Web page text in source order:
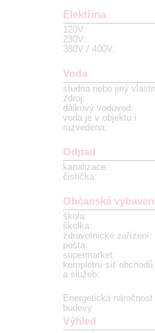
Elektřina
120V:
230V:
380V / 400V:
Voda
studna nebo jiný
zdroj:
dálkový vodovod :
voda je v objektu i
rozvedena:
Odpad
kanalizace:
čistička:
Občanská
škola:
školka:
zdravotnické zařízení:
pošta:
supermarket:
kompletní síť obchodů
a služeb:
Energetická náročnost
budovy
Výhled